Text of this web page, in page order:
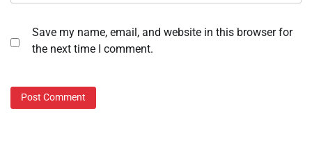
Save my name, email, and website in this browser for
the next time I comment.